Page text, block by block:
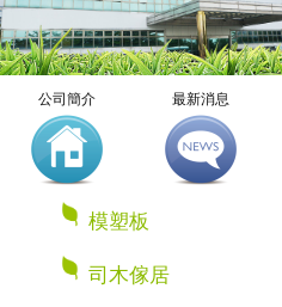
公司簡介 最新消息
模塑板
司木傢居